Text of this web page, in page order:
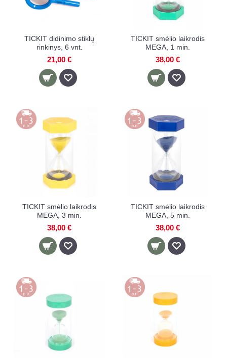
TICKIT didinimo stiklų
rinkinys, 6 vnt.
21,00 €
TICKIT smėlio laikrodis
MEGA, 1 min.
38,00 €
TICKIT smėlio laikrodis
MEGA, 3 min.
38,00 €
TICKIT smėlio laikrodis
MEGA, 5 min.
38,00 €